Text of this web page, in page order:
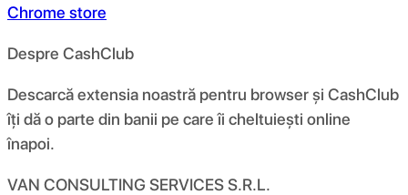
Chrome store
Despre CashClub
Descarcă extensia noastră pentru browser și CashClub
îți dă o parte din banii pe care îi cheltuiești online
înapoi.
VAN CONSULTING SERVICES S.R.L.